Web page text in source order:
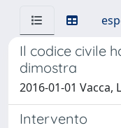
Il codice civile
dimostra
2016-01-01 Vacca,
Intervento